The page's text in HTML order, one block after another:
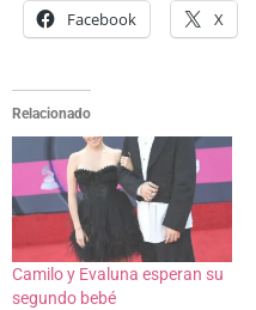
Facebook X
Relacionado
Camilo y Evaluna esperan su
segundo bebé